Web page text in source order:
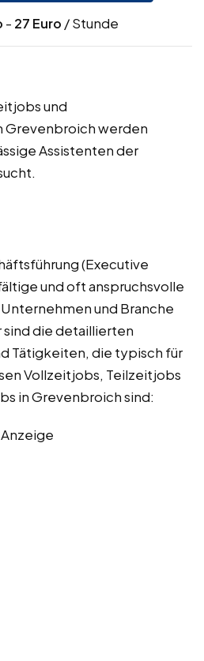
- 27 Euro / Stunde
und
Grevenbroich werden
Assistenten der
(Executive
und oft anspruchsvolle
und Branche
sind die detaillierten
Tätigkeiten, die typisch für
Vollzeitjobs, Teilzeitjobs
in Grevenbroich sind:
Anzeige